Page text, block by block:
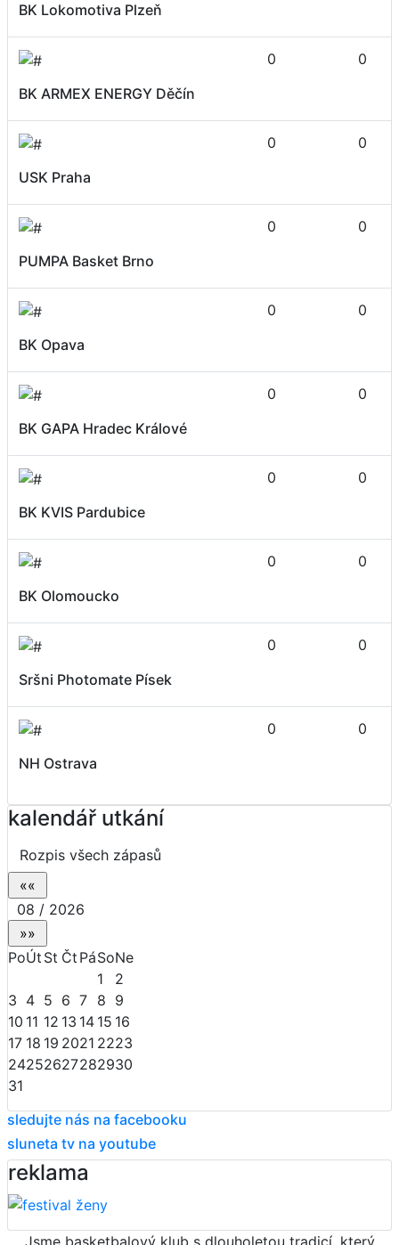
BK Lokomotiva Plzeň
BK ARMEX ENERGY Děčín
0 0
USK Praha
0 0
PUMPA Basket Brno
0 0
BK Opava
0 0
BK GAPA Hradec Králové
0 0
BK KVIS Pardubice
0 0
BK Olomoucko
0 0
Sršni Photomate Písek
0 0
NH Ostrava
0 0
kalendář utkání
Rozpis všech zápasů
08 / 2026
PoÚt St Čt PáSoNe
1
2
3 4 5 6 7 8 9
10 11 12 13 14 15 16
17 18 19 2021 2223
24252627282930
31
sledujte nás na facebooku
sluneta tv na youtube
reklama